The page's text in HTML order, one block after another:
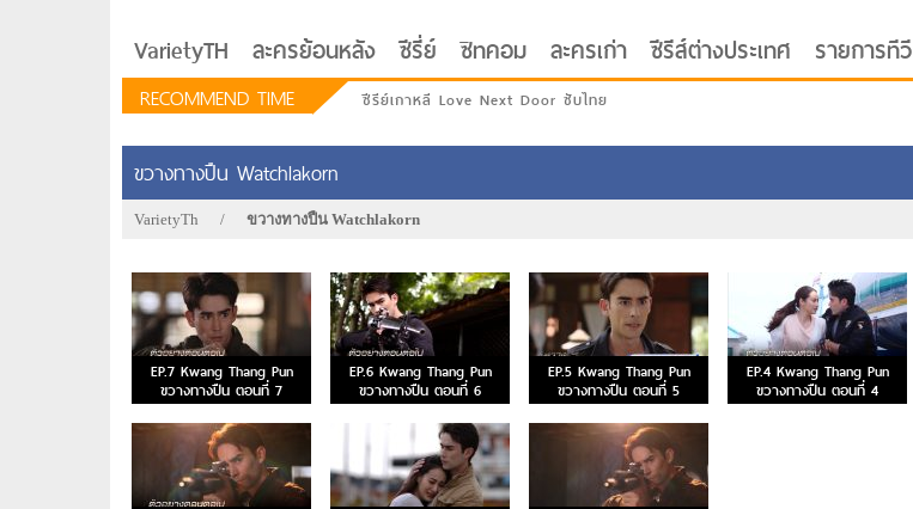
VarietyTH ละครย้อนหลัง ซีรี่ย์ ซิทคอม ละครเก่า ซีรีส์ต่างประเทศ รายการทีวี
RECOMMEND TIME ซีรีย์เกาหลี Love Next Door ซับไทย
รักอยู่ประตูถัดไป
ขวางทางปืน Watchlakorn
VarietyTh / ขวางทางปืน Watchlakorn
EP.7 Kwang Thang Pun
ขวางทางปืน ตอนที่ 7
EP.6 Kwang Thang Pun
ขวางทางปืน ตอนที่ 6
EP.5 Kwang Thang Pun
ขวางทางปืน ตอนที่ 5
EP.4 Kwang Thang Pun
ขวางทางปืน ตอนที่ 4